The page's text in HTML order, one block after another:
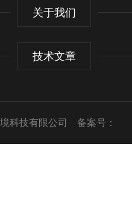
关于我们
技术文章
科技有限公司 备案号：